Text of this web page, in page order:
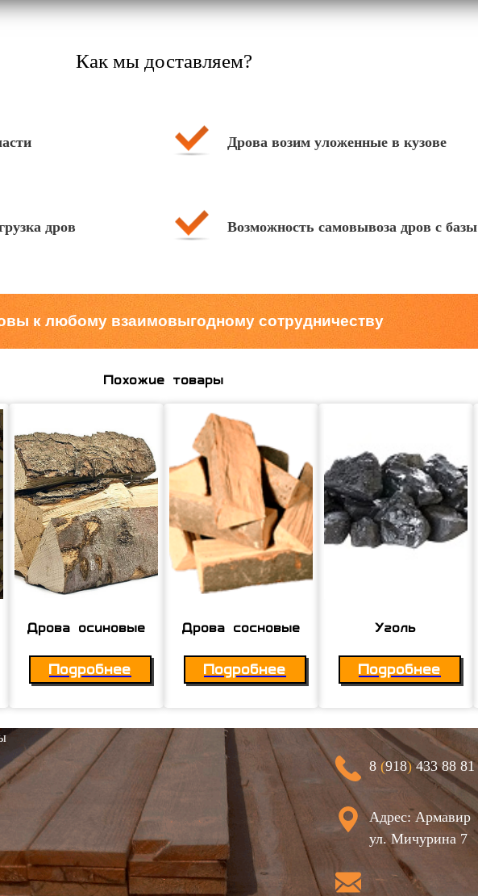
Как мы доставляем?
Дрова возим уложенные в кузове
дров Возможность самовывоза дров с базы
к любому взаимовыгодному сотрудничеству
Похожие товары
Дрова осиновые
Подробнее
Дрова сосновые
Подробнее
Уголь
Подробнее
8(918)433 88 81
Адрес: Армавир
ул. Мичурина 7